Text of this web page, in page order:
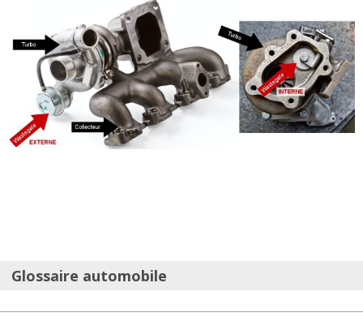
Glossaire automobile